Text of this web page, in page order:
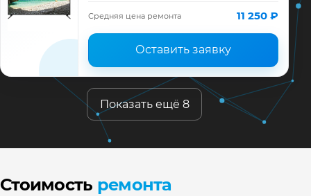
Continental Edison, смета до ремонта,
запчасти…
Средняя цена ремонта 11 250 ₽
Оставить заявку
Показать ещё 8
Стоимость ремонта